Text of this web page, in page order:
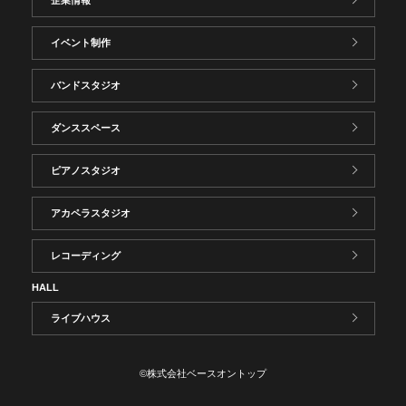
イベント制作
バンドスタジオ
ダンススペース
ピアノスタジオ
アカペラスタジオ
レコーディング
HALL
ライブハウス
©株式会社ベースオントップ